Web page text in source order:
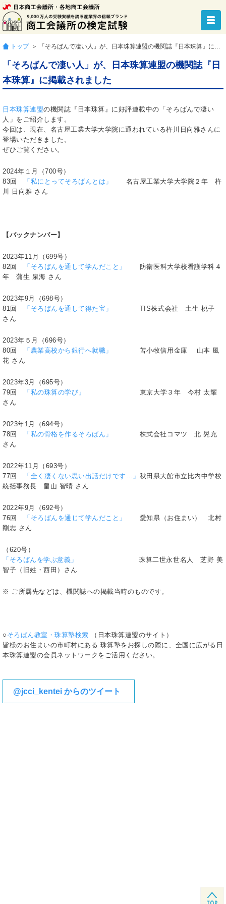
トップ ＞ 「そろばんで凄い人」が、日本珠算連盟の機関誌『日本珠算』に掲載されました
「そろばんで凄い人」が、日本珠算連盟の機関誌『日
本珠算』に掲載されました
日本珠算連盟の機関誌『日本珠算』に好評連載中の「そろばんで凄い
人」をご紹介します。
今回は、現在、名古屋工業大学大学院に通われている杵川日向雅さんに
登場いただきました。
ぜひご覧ください。
2024年１月（700号）
83回
「私にとってそろばんとは」
名古屋工業大学大学院２年 杵
川 日向雅 さん
【バックナンバー】
2023年11月（699号）
82回
「そろばんを通して学んだこと」
防衛医科大学校看護学科４
年 蒲生 泉海 さん
2023年9月（698号）
81回
「そろばんを通して得た宝」
TIS株式会社 土生 桃子
さん
2023年５月（696号）
80回
「農業高校から銀行へ就職」
苫小牧信用金庫 山本 風
花 さん
2023年3月（695号）
79回
「私の珠算の学び」
東京大学３年 今村 太耀
さん
2023年1月（694号）
78回
「私の骨格を作るそろばん」
株式会社コマツ 北 晃充
さん
2022年11月（693号）
77回
「全く凄くない思い出話だけです…」 秋田県大館市立比内中学校
統括事務長 畠山 智晴 さん
2022年9月（692号）
76回
「そろばんを通じて学んだこと」
愛知県（お住まい） 北村
剛志 さん
（620号）
「そろばんを学ぶ意義」
珠算二世永世名人 芝野 美
智子（旧姓・西田）さん
※ ご所属先などは、機関誌への掲載当時のものです。
○ そろばん教室・珠算塾検索 （日本珠算連盟のサイト）
皆様のお住まいの市町村にある 珠算塾をお探しの際に、全国に広がる日
本珠算連盟の会員ネットワークをご活用ください。
@jcci_kentei からのツイート